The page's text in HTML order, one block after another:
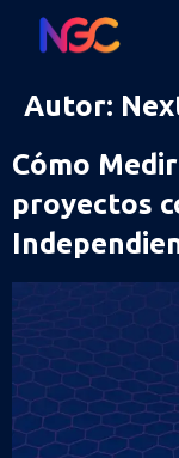
Autor:
Cómo
proyectos